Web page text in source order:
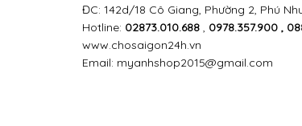
ĐC: 142d/18 Cô Giang, Phường 2, Phú
Hotline: 02873.010.688 , 0978.357.900 ,
www.chosaigon24h.vn
Email: myanhshop2015@gmail.com